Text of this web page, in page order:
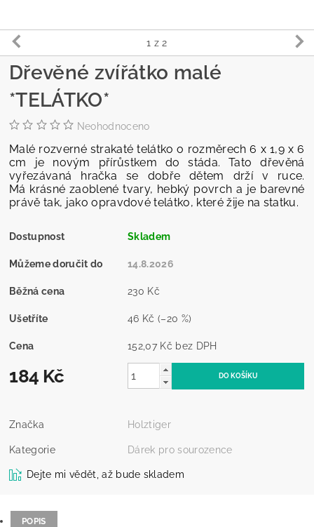
1 z 2
Dřevěné zvířátko malé
*TELÁTKO*
Neohodnoceno
Malé rozverné strakaté telátko o rozměrech 6 x 1,9 x 6
cm je novým přírůstkem do stáda. Tato dřevěná
vyřezávaná hračka se dobře dětem drží v ruce.
Má krásné zaoblené tvary, hebký povrch a je barevné
právě tak, jako opravdové telátko, které žije na statku.
Dostupnost Skladem
Můžeme doručit do 14.8.2026
Běžná cena 230 Kč
Ušetříte 46 Kč(–20 %)
Cena 152,07 Kč bez DPH
184 Kč
Značka Holztiger
Kategorie Dárek pro sourozence
Dejte mi vědět, až bude skladem
POPIS